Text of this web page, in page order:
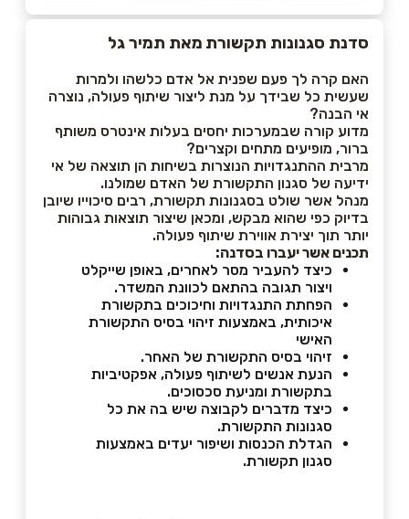
סדנת סגנונות תקשורת מאת תמיר גל
האם קרה לך פעם שפנית אל אדם כלשהו ולמרות
שעשית כל שבידך על מנת ליצור שיתוף פעולה, נוצרה
אי הבנה?
מדוע קורה שבמערכות יחסים בעלות אינטרס משותף
ברור, מופיעים מתחים וקצרים?
מרבית ההתנגדויות הנוצרות בשיחות הן תוצאה של אי
ידיעה של סגנון התקשורת של האדם שמולנו.
מנהל אשר שולט בסגנונות תקשורת, רבים סיכוייו שיובן
בדיוק כפי שהוא מבקש, ומכאן שיצור תוצאות גבוהות
יותר תוך יצירת אווירת שיתוף פעולה.
תכנים אשר יעברו בסדנה:
כיצד להעביר מסר לאחרים, באופן שייקלט
ויצור תגובה בהתאם לכוונת המשדר.
הפחתת התנגדויות וחיכוכים בתקשורת
איכותית, באמצעות זיהוי בסיס התקשורת
האישי
זיהוי בסיס התקשורת של האחר.
הנעת אנשים לשיתוף פעולה, אפקטיביות
בתקשורת ומניעת סכסוכים.
כיצד מדברים לקבוצה שיש בה את כל
סגנונות התקשורת.
הגדלת הכנסות ושיפור יעדים באמצעות
סגנון תקשורת.